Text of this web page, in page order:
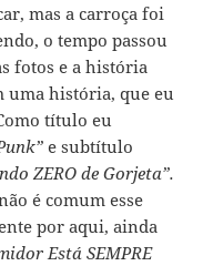
mas a carroça foi
o tempo passou
fotos e a história
uma história, que eu
título eu
e subtítulo
ZERO de Gorjeta”.
é comum esse
por aqui, ainda
Está SEMPRE